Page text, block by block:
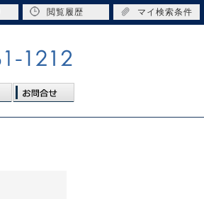
閲覧履歴 マイ検索条件